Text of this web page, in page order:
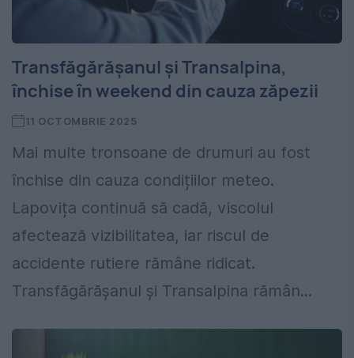
Transfăgărășanul și Transalpina,
închise în weekend din cauza zăpezii
11 OCTOMBRIE 2025
Mai multe tronsoane de drumuri au fost
închise din cauza condițiilor meteo.
Lapovița continuă să cadă, viscolul
afectează vizibilitatea, iar riscul de
accidente rutiere rămâne ridicat.
Transfăgărășanul și Transalpina rămân...